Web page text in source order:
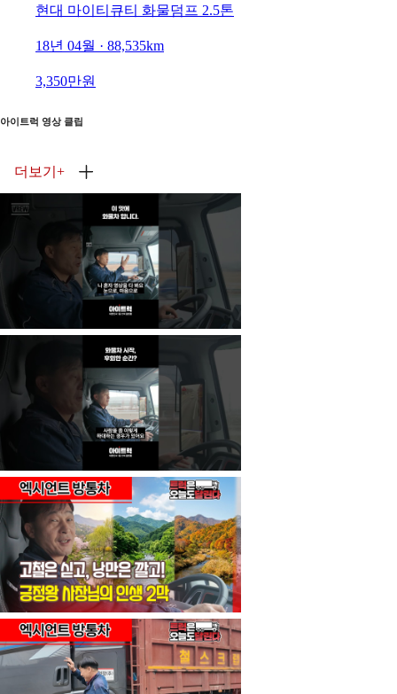
현대 마이티큐티 화물덤프 2.5톤
18년 04월 · 88,535km
3,350만원
아이트럭 영상 클립
더보기 +